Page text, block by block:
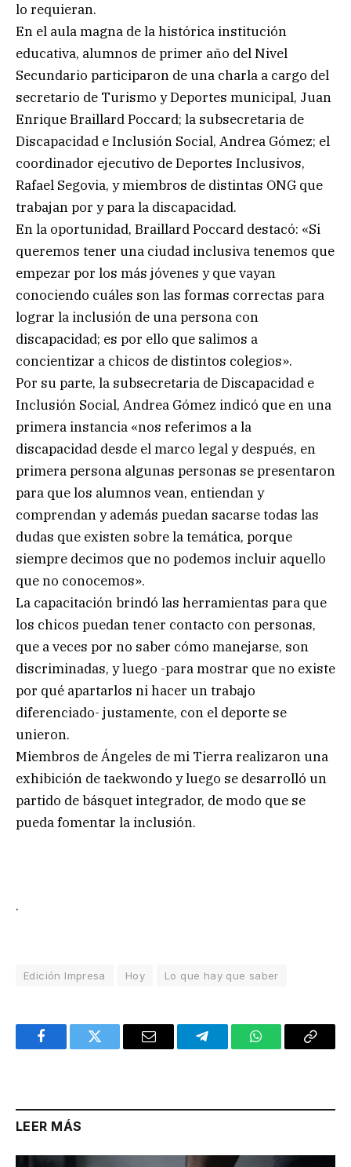
lo requieran.
En el aula magna de la histórica institución
educativa, alumnos de primer año del Nivel
Secundario participaron de una charla a cargo del
secretario de Turismo y Deportes municipal, Juan
Enrique Braillard Poccard; la subsecretaria de
Discapacidad e Inclusión Social, Andrea Gómez; el
coordinador ejecutivo de Deportes Inclusivos,
Rafael Segovia, y miembros de distintas ONG que
trabajan por y para la discapacidad.
En la oportunidad, Braillard Poccard destacó: «Si
queremos tener una ciudad inclusiva tenemos que
empezar por los más jóvenes y que vayan
conociendo cuáles son las formas correctas para
lograr la inclusión de una persona con
discapacidad; es por ello que salimos a
concientizar a chicos de distintos colegios».
Por su parte, la subsecretaria de Discapacidad e
Inclusión Social, Andrea Gómez indicó que en una
primera instancia «nos referimos a la
discapacidad desde el marco legal y después, en
primera persona algunas personas se presentaron
para que los alumnos vean, entiendan y
comprendan y además puedan sacarse todas las
dudas que existen sobre la temática, porque
siempre decimos que no podemos incluir aquello
que no conocemos».
La capacitación brindó las herramientas para que
los chicos puedan tener contacto con personas,
que a veces por no saber cómo manejarse, son
discriminadas, y luego -para mostrar que no existe
por qué apartarlos ni hacer un trabajo
diferenciado- justamente, con el deporte se
unieron.
Miembros de Ángeles de mi Tierra realizaron una
exhibición de taekwondo y luego se desarrolló un
partido de básquet integrador, de modo que se
pueda fomentar la inclusión.
.
Edición Impresa Hoy Lo que hay que saber
FacebookTwitter Email TelegramWhatsAppCopy
LEER MÁS